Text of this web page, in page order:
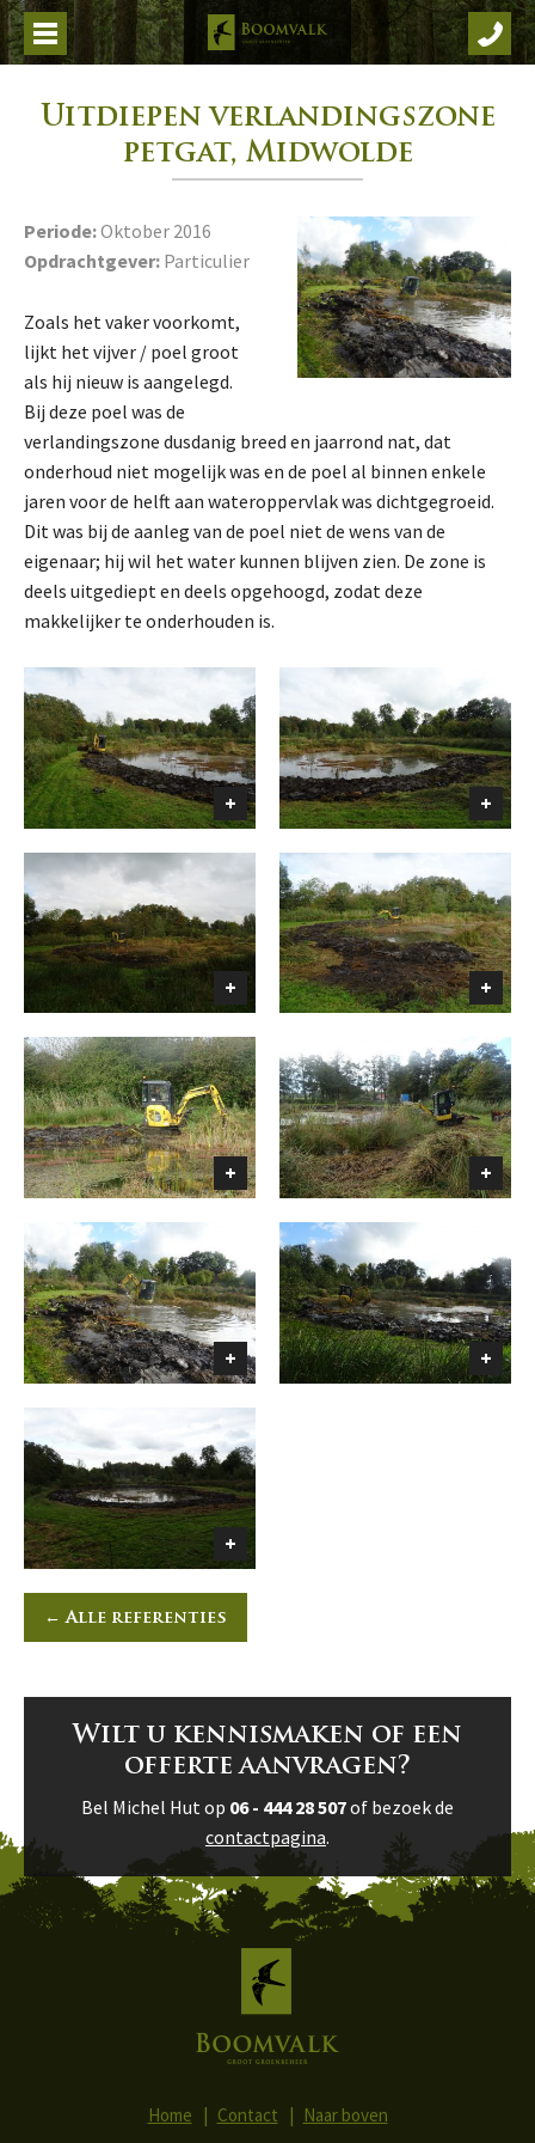
Over Boomvalk
Contact
Bellen met Boomvalk
Uitdiepen verlandingszone
petgat, Midwolde
Periode:Oktober 2016
Opdrachtgever: Particulier
Zoals het vaker voorkomt,
lijkt het vijver / poel groot
als hij nieuw is aangelegd.
Bij deze poel was de
verlandingszone dusdanig breed en jaarrond nat, dat
onderhoud niet mogelijk was en de poel al binnen enkele
jaren voor de helft aan wateroppervlak was dichtgegroeid.
Dit was bij de aanleg van de poel niet de wens van de
eigenaar; hij wil het water kunnen blijven zien. De zone is
deels uitgediept en deels opgehoogd, zodat deze
makkelijker te onderhouden is.
← Alle referenties
Wilt u kennismaken of een
offerte aanvragen?
Bel Michel Hut op 06 - 444 28 507of bezoek de
contactpagina.
Home Contact Naar boven